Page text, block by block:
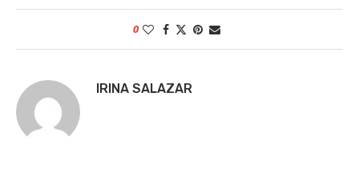
0
IRINA SALAZAR